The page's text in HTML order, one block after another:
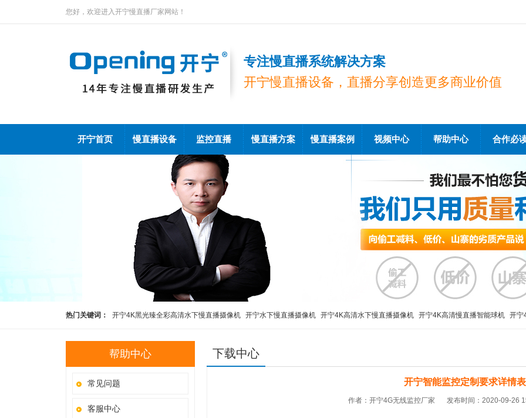
您好，欢迎进入开宁慢直播厂家网站！
专注慢直播系统解决方案
开宁慢直播设备，直播分享创造更多商业价值
开宁首页 慢直播设备 监控直播 慢直播方案 慢直播案例 视频中心 帮助中心 合作必
热门关键词： 开宁4K黑光臻全彩高清水下慢直播摄像机 开宁水下慢直播摄像机 开宁4K高清水下慢直播摄像机 开宁4K高清慢直播智能球机 开宁
高清慢直播智能球机 开宁4K黑光全彩慢直播智能球机
帮助中心
常见问题
客服中心
下载中心
开宁智能监控定制要求详情表
作者：开宁4G无线监控厂家 发布时间：2020-09-26